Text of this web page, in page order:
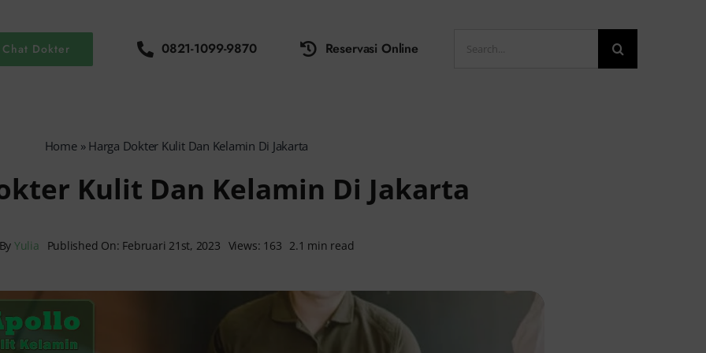
Chat Dokter 0821-1099-9870 Reservasi Online
for:
Home» Harga Dokter Kulit Dan Kelamin Di Jakarta
Kulit Dan Kelamin Di Jakarta
By Yulia Published On: Februari 21st, 2023 Views: 163 2.1 min read